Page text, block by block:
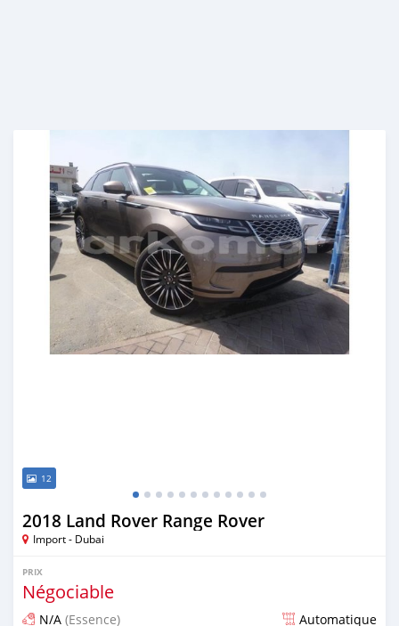
12
2018 Land Rover Range Rover
Import - Dubai
PRIX
Négociable
N/A (Essence) Automatique